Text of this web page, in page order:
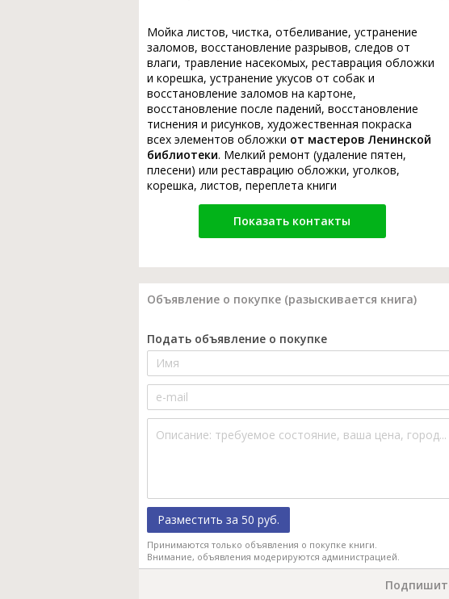
Мойка листов, чистка, отбеливание, устранение
заломов, восстановление разрывов, следов от
влаги, травление насекомых, реставрация обложки
и корешка, устранение укусов от собак и
восстановление заломов на картоне,
восстановление после падений, восстановление
тиснения и рисунков, художественная покраска
всех элементов обложки от мастеров Ленинской
библиотеки. Мелкий ремонт (удаление пятен,
плесени) или реставрацию обложки, уголков,
корешка, листов, переплета книги
Показать контакты
Объявление о покупке (разыскивается книга)
Подать объявление о покупке
Разместить за 50 руб.
Принимаются только объявления о покупке книги.
Внимание, объявления модерируются администрацией.